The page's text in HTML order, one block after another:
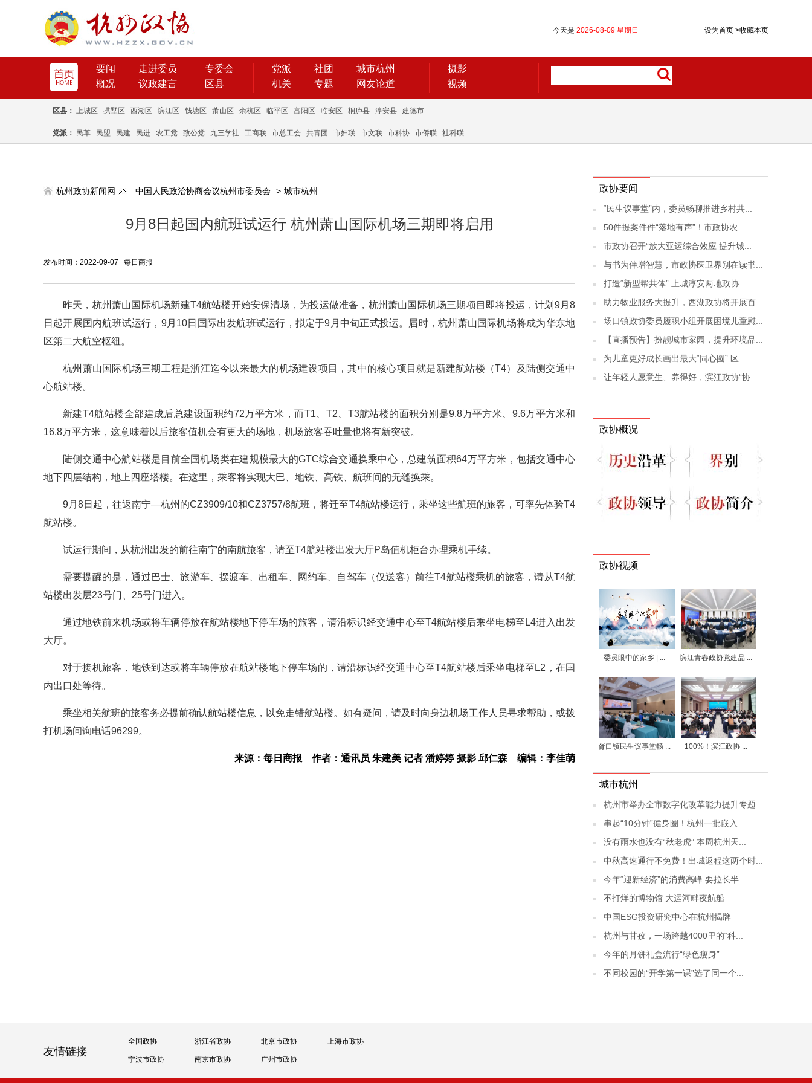
设为首页 >收藏本页
今天是 2026-08-09 星期日
要闻 走进委员
专委会
概况
议政建言 区县
党派 社团
城市杭州
机关
专题 网友论道
摄影
视频
区县： 上城区 拱墅区 西湖区 滨江区 钱塘区 萧山区 余杭区 临平区 富阳区 临安区 桐庐县 淳安县 建德市
党派： 民革 民盟 民建 民进 农工党 致公党 九三学社 工商联 市总工会 共青团 市妇联 市文联 市科协 市侨联 社科联
杭州政协新闻网 中国人民政治协商会议杭州市委员会 > 城市杭州
9月8日起国内航班试运行 杭州萧山国际机场三期即将启用
发布时间：2022-09-07 每日商报
昨天，杭州萧山国际机场新建T4航站楼开始安保清场，为投运做准备，杭州萧山国际机场三期项目即将投运，计划9月8
日起开展国内航班试运行，9月10日国际出发航班试运行，拟定于9月中旬正式投运。届时，杭州萧山国际机场将成为华东地
区第二大航空枢纽。
杭州萧山国际机场三期工程是浙江迄今以来最大的机场建设项目，其中的核心项目就是新建航站楼（T4）及陆侧交通中
心航站楼。
新建T4航站楼全部建成后总建设面积约72万平方米，而T1、T2、T3航站楼的面积分别是9.8万平方米、9.6万平方米和
16.8万平方米，这意味着以后旅客值机会有更大的场地，机场旅客吞吐量也将有新突破。
陆侧交通中心航站楼是目前全国机场类在建规模最大的GTC综合交通换乘中心，总建筑面积64万平方米，包括交通中心
地下四层结构，地上四座塔楼。在这里，乘客将实现大巴、地铁、高铁、航班间的无缝换乘。
9月8日起，往返南宁—杭州的CZ3909/10和CZ3757/8航班，将迁至T4航站楼运行，乘坐这些航班的旅客，可率先体验T4
航站楼。
试运行期间，从杭州出发的前往南宁的南航旅客，请至T4航站楼出发大厅P岛值机柜台办理乘机手续。
需要提醒的是，通过巴士、旅游车、摆渡车、出租车、网约车、自驾车（仅送客）前往T4航站楼乘机的旅客，请从T4航
站楼出发层23号门、25号门进入。
通过地铁前来机场或将车辆停放在航站楼地下停车场的旅客，请沿标识经交通中心至T4航站楼后乘坐电梯至L4进入出发
大厅。
对于接机旅客，地铁到达或将车辆停放在航站楼地下停车场的，请沿标识经交通中心至T4航站楼后乘坐电梯至L2，在国
内出口处等待。
乘坐相关航班的旅客务必提前确认航站楼信息，以免走错航站楼。如有疑问，请及时向身边机场工作人员寻求帮助，或拨
打机场问询电话96299。
来源：每日商报 作者：通讯员 朱建美 记者 潘婷婷 摄影 邱仁森 编辑：李佳萌
政协要闻
“民生议事堂”内，委员畅聊推进乡村共...
50件提案件件“落地有声”！市政协农...
市政协召开“放大亚运综合效应 提升城...
与书为伴增智慧，市政协医卫界别在读书...
打造“新型帮共体” 上城淳安两地政协...
助力物业服务大提升，西湖政协将开展百...
场口镇政协委员履职小组开展困境儿童慰...
【直播预告】扮靓城市家园，提升环境品...
为儿童更好成长画出最大“同心圆” 区...
让年轻人愿意生、养得好，滨江政协“协...
政协概况
政协视频
委员眼中的家乡 | ... 滨江青春政协党建品 ...
胥口镇民生议事堂畅 ... 100%！滨江政协 ...
城市杭州
杭州市举办全市数字化改革能力提升专题...
串起“10分钟”健身圈！杭州一批嵌入...
没有雨水也没有“秋老虎” 本周杭州天...
中秋高速通行不免费！出城返程这两个时...
今年“迎新经济”的消费高峰 要拉长半...
不打烊的博物馆 大运河畔夜航船
中国ESG投资研究中心在杭州揭牌
杭州与甘孜，一场跨越4000里的“科...
今年的月饼礼盒流行“绿色瘦身”
不同校园的“开学第一课”选了同一个...
友情链接
全国政协 浙江省政协 北京市政协 上海市政协
宁波市政协 南京市政协 广州市政协